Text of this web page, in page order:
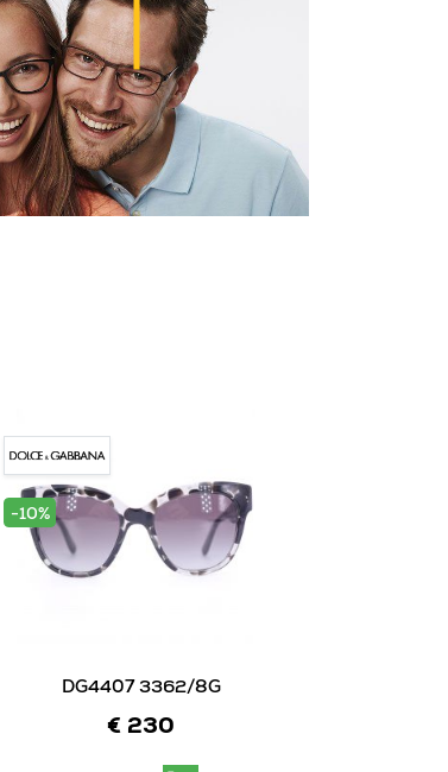
-10%
DG4407 3362/8G
€ 230